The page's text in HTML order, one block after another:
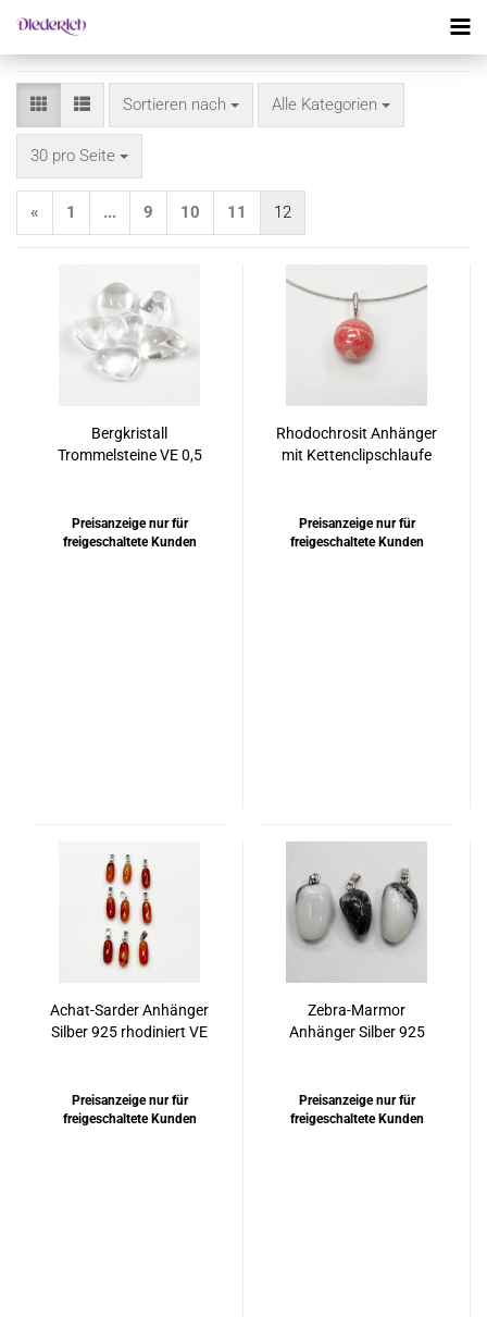
Sortieren nach
Sortieren nach Alle Kategorien
30 pro Seite
pro Seite
« 1 ... 9 10 11 12
Bergkristall
Trommelsteine VE 0,5
Preisanzeige nur für
freigeschaltete Kunden
Rhodochrosit Anhänger
mit Kettenclipschlaufe
Preisanzeige nur für
freigeschaltete Kunden
Achat-Sarder Anhänger
Silber 925 rhodiniert VE
Preisanzeige nur für
freigeschaltete Kunden
Zebra-Marmor
Anhänger Silber 925
Preisanzeige nur für
freigeschaltete Kunden